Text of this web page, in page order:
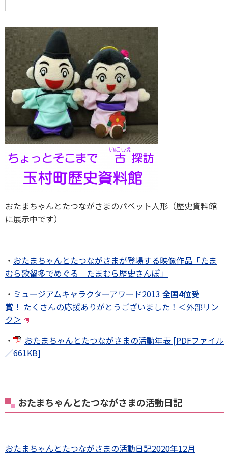
おたまちゃんとたつながさまのパペット人形（歴史資料館
に展示中です）
・ おたまちゃんとたつながさまが登場する映像作品「たま
むら歌留多でめぐる たまむら歴史さんぽ」
・ ミュージアムキャラクターアワード2013 全国4位受
賞！ たくさんの応援ありがとうございました！＜外部リン
ク＞
・
おたまちゃんとたつながさまの活動年表 [PDFファイル
／661KB]
おたまちゃんとたつながさまの活動日記
おたまちゃんとたつながさまの活動日記2020年12月